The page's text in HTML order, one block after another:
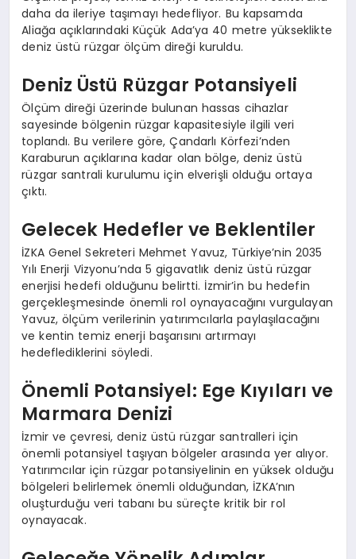
daha da ileriye taşımayı hedefliyor. Bu kapsamda
Aliağa açıklarındaki Küçük Ada’ya 40 metre yükseklikte
deniz üstü rüzgar ölçüm direği kuruldu.
Deniz Üstü Rüzgar Potansiyeli
Ölçüm direği üzerinde bulunan hassas cihazlar
sayesinde bölgenin rüzgar kapasitesiyle ilgili veri
toplandı. Bu verilere göre, Çandarlı Körfezi’nden
Karaburun açıklarına kadar olan bölge, deniz üstü
rüzgar santrali kurulumu için elverişli olduğu ortaya
çıktı.
Gelecek Hedefler ve Beklentiler
İZKA Genel Sekreteri Mehmet Yavuz, Türkiye’nin 2035
Yılı Enerji Vizyonu’nda 5 gigavatlık deniz üstü rüzgar
enerjisi hedefi olduğunu belirtti. İzmir’in bu hedefin
gerçekleşmesinde önemli rol oynayacağını vurgulayan
Yavuz, ölçüm verilerinin yatırımcılarla paylaşılacağını
ve kentin temiz enerji başarısını artırmayı
hedeflediklerini söyledi.
Önemli Potansiyel: Ege Kıyıları ve
Marmara Denizi
İzmir ve çevresi, deniz üstü rüzgar santralleri için
önemli potansiyel taşıyan bölgeler arasında yer alıyor.
Yatırımcılar için rüzgar potansiyelinin en yüksek olduğu
bölgeleri belirlemek önemli olduğundan, İZKA’nın
oluşturduğu veri tabanı bu süreçte kritik bir rol
oynayacak.